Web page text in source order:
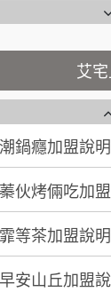
林 先生/小姐
加盟預算
吳 先生/小姐
加盟預算
周 先生/小姐
加盟預算
徐 先生/小姐
加盟預算
艾
台灣G湯加盟說
彭富貴加盟說
NU PASTA義
會
潮鍋癮加盟說
蓁伙烤倆吃加
霏等茶加盟說
早安山丘加盟
藍象廷泰式火
日十。早午食加
上宇林加盟說
莫尼早餐Morni
手作功夫茶加盟